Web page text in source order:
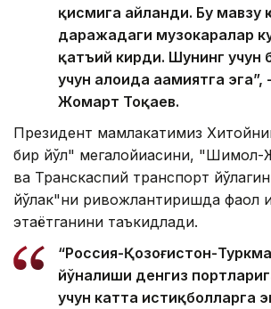
қисмига айланди. Бу мавзу
даражадаги музокаралар
қатъий кирди. Шунинг учун
учун алоҳида аҳамиятга
Жомарт Тоқаев.
Президент мамлакатимиз
бир йўл" мегалойиҳасини, "Шимол-
ва Транскаспий транспорт
йўлак"ни ривожлантиришда фаол
этаётганини таъкидлади.
“Россия-Қозоғистон-
йўналиши денгиз
учун катта истиқболларга